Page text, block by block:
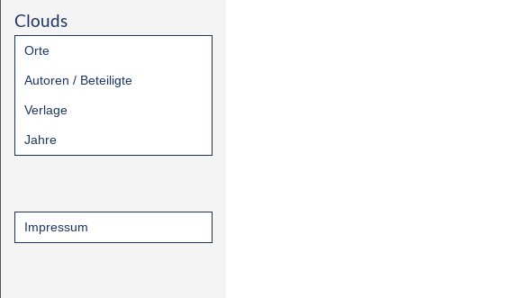
Clouds
Orte
Autoren / Beteiligte
Verlage
Jahre
Impressum